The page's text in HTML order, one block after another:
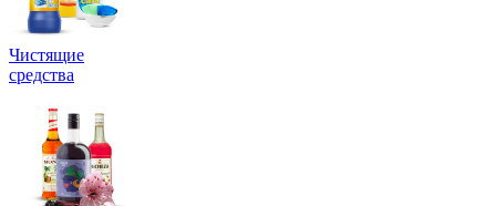
Чистящие
средства